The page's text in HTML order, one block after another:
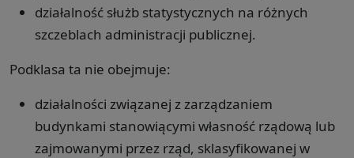
działalność służb statystycznych na różnych
szczeblach administracji publicznej.
Podklasa ta nie obejmuje:
działalności związanej z zarządzaniem
budynkami stanowiącymi własność rządową lub
zajmowanymi przez rząd, sklasyfikowanej w